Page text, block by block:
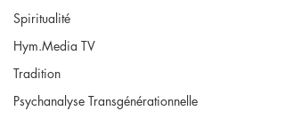
Spiritualité
Hym.Media TV
Tradition
Psychanalyse Transgénérationnelle